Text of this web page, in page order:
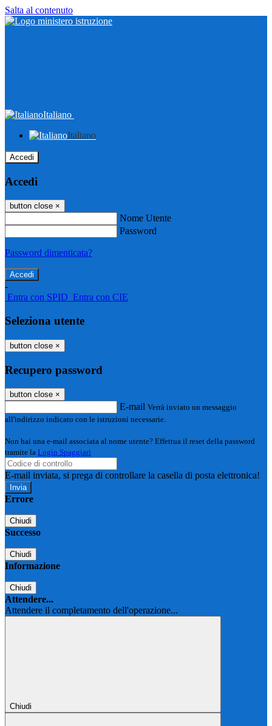
Salta al contenuto
Italiano
Italiano
Accedi
Accedi
button close ×
Nome Utente
Password
Password dimenticata?
-
Entra con SPID Entra con CIE
Seleziona utente
button close ×
Recupero password
button close ×
E-mail Verrà inviato un messaggio
all'indirizzo indicato con le istruzioni necessarie.
Non hai una e-mail associata al nome utente? Effettua il reset della password
tramite la Login Spaggiari
E-mail inviata, si prega di controllare la casella di posta elettronica!
Errore
Chiudi
Successo
Chiudi
Informazione
Chiudi
Attendere...
Attendere il completamento dell'operazione...
Chiudi